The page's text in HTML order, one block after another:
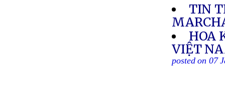
TIN
HOA
VIỆT
posted on 07